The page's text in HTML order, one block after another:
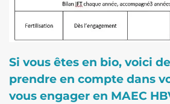
Si vous êtes en bio, voici
prendre en compte dans
vous engager en MAEC